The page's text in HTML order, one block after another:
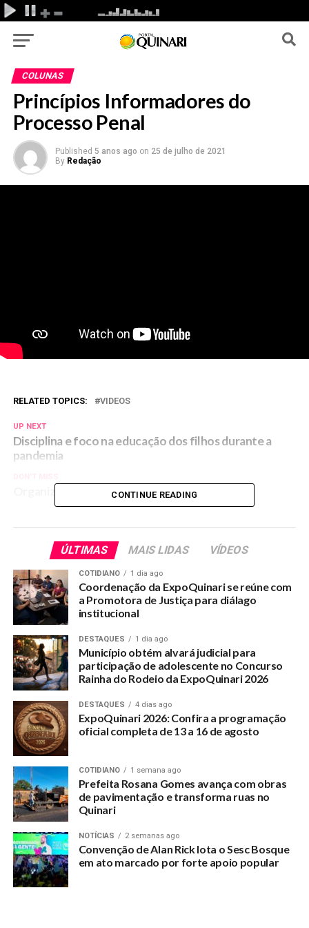
COLUNAS
Princípios Informadores do
Processo Penal
Published 5 anos ago on 25 de julho de 2021
By Redação
RELATED TOPICS: VIDEOS
UP NEXT
Disciplina e foco na educação dos filhos durante a
pandemia
Organização do Poder Judiciário
CONTINUE READING
ÚLTIMAS MAIS LIDAS VÍDEOS
COTIDIANO 1 dia ago
Coordenação da ExpoQuinari se reúne com
a Promotora de Justiça para diálago
institucional
DESTAQUES 1 dia ago
Município obtém alvará judicial para
participação de adolescente no Concurso
Rainha do Rodeio da ExpoQuinari 2026
DESTAQUES 4 dias ago
ExpoQuinari 2026: Confira a programação
oficial completa de 13 a 16 de agosto
COTIDIANO 1 semana ago
Prefeita Rosana Gomes avança com obras
de pavimentação e transforma ruas no
Quinari
NOTÍCIAS 2 semanas ago
Convenção de Alan Rick lota o Sesc Bosque
em ato marcado por forte apoio popular